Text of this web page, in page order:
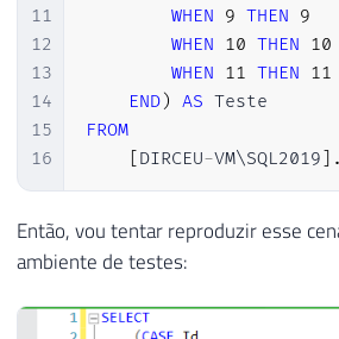
11
12
13
14
15
16
WHEN 9 THEN 9
WHEN 10 THEN 10
WHEN 11 THEN 11
END) AS
FROM
[DIRCEU-VM\SQL2019] .
Então, vou tentar reproduzir esse
ambiente de testes: